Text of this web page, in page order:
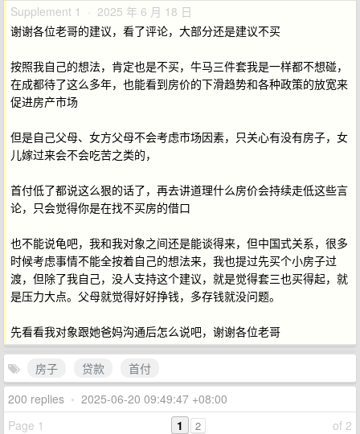
Supplement 1 · 2025 年 6 月 18 日
谢谢各位老哥的建议，看了评论，大部分还是建议不买
按照我自己的想法，肯定也是不买，牛马三件套我是一样都不想碰，
在成都待了这么多年，也能看到房价的下滑趋势和各种政策的放宽来
促进房产市场
但是自己父母、女方父母不会考虑市场因素，只关心有没有房子，女
儿嫁过来会不会吃苦之类的，
首付低了都说这么狠的话了，再去讲道理什么房价会持续走低这些言
论，只会觉得你是在找不买房的借口
也不能说龟吧，我和我对象之间还是能谈得来，但中国式关系，很多
时候考虑事情不能全按着自己的想法来，我也提过先买个小房子过
渡，但除了我自己，没人支持这个建议，就是觉得套三也买得起，就
是压力大点。父母就觉得好好挣钱，多存钱就没问题。
先看看我对象跟她爸妈沟通后怎么说吧，谢谢各位老哥
房子 贷款
首付
200 replies • 2025-06-20 09:49:47 +08:00
Page 1
of 2
1 2